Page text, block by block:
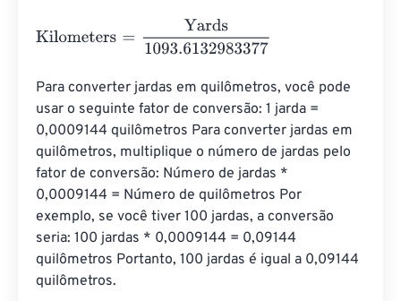
Kilometers 1093.6132983377
Para converter jardas em quilômetros, você pode
usar o seguinte fator de conversão: 1 jarda =
0,0009144 quilômetros Para converter jardas em
quilômetros, multiplique o número de jardas pelo
fator de conversão: Número de jardas *
0,0009144 = Número de quilômetros Por
exemplo, se você tiver 100 jardas, a conversão
seria: 100 jardas * 0,0009144 = 0,09144
quilômetros Portanto, 100 jardas é igual a 0,09144
quilômetros.